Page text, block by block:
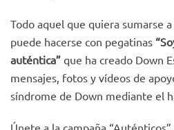
Todo aquel que quiera sumarse
puede hacerse con pegatinas
auténtica” que ha creado Down
mensajes, fotos y vídeos de
síndrome de Down mediante el